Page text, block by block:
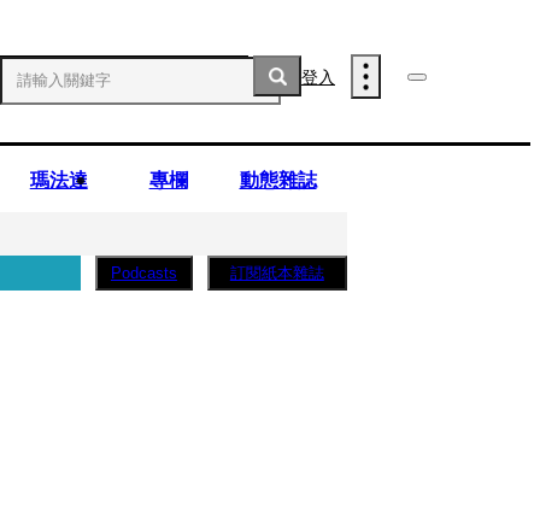
登入
瑪法達 專欄 動態雜誌
Podcasts 訂閱紙本雜誌